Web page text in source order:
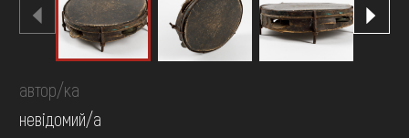
автор/ка
невідомий/а